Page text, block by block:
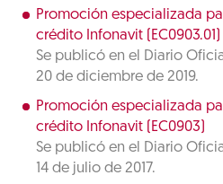
Promoción especializada
crédito Infonavit (EC0903.01)
Se publicó en el Diario
20 de diciembre de 2019.
Promoción especializada
crédito Infonavit (EC0903)
Se publicó en el Diario
14 de julio de 2017.